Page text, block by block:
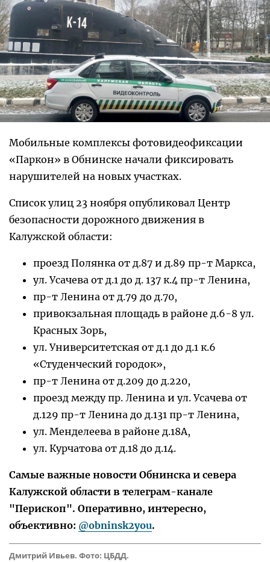
Мобильные комплексы фотовидеофиксации
«Паркон» в Обнинске начали фиксировать
нарушителей на новых участках.
Список улиц 23 ноября опубликовал Центр
безопасности дорожного движения в
Калужской области:
проезд Полянка от д.87 и д.89 пр-т Маркса,
ул. Усачева от д.1 до д. 137 к.4 пр-т Ленина,
пр-т Ленина от д.79 до д.70,
привокзальная площадь в районе д.6-8 ул.
Красных Зорь,
ул. Университетская от д.1 до д.1 к.6
«Студенческий городок»,
пр-т Ленина от д.209 до д.220,
проезд между пр. Ленина и ул. Усачева от
д.129 пр-т Ленина до д.131 пр-т Ленина,
ул. Менделеева в районе д.18А,
ул. Курчатова от д.18 до д.14.
Самые важные новости Обнинска и севера
Калужской области в телеграм-канале
"Перископ". Оперативно, интересно,
объективно: @obninsk2you.
Дмитрий Ивьев. Фото: ЦБДД.